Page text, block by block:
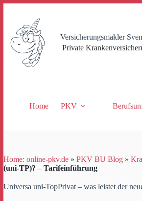
springen
Versicherungsmakler
Private
Home PKV
Home: online-pkv.de » PKV BU Blog »
(uni-TP)? – Tarifeinführung
Universa uni-TopPrivat – was leistet der